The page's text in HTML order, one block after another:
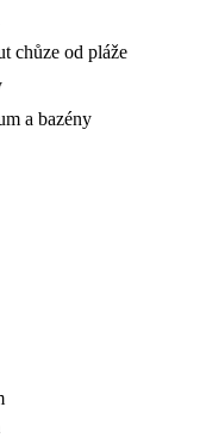
chůze od pláže
a bazény